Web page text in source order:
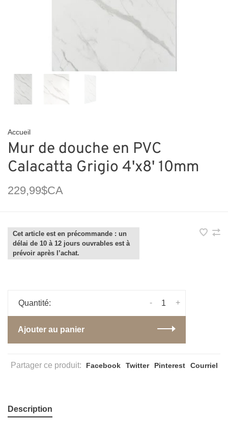
Accueil
Mur de douche en PVC
Calacatta Grigio 4'x8' 10mm
229,99$CA
Cet article est en précommande : un
délai de 10 à 12 jours ouvrables est à
prévoir après l’achat.
Quantité: +
-
Ajouter au panier
Partager ce produit: Facebook Twitter Pinterest Courriel
Description